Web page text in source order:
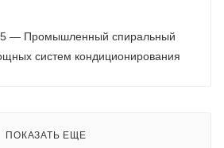
— Промышленный спиральный
систем кондиционирования
ПОКАЗАТЬ ЕЩЕ